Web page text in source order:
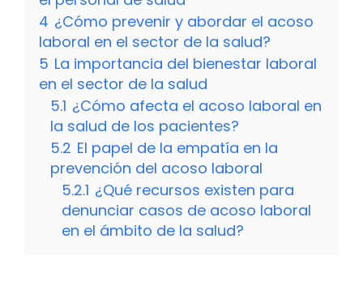
4 ¿Cómo prevenir y abordar el acoso
laboral en el sector de la salud?
5 La importancia del bienestar laboral
en el sector de la salud
5.1 ¿Cómo afecta el acoso laboral en
la salud de los pacientes?
5.2 El papel de la empatía en la
prevención del acoso laboral
5.2.1 ¿Qué recursos existen para
denunciar casos de acoso laboral
en el ámbito de la salud?